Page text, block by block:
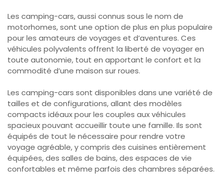
Les camping-cars, aussi connus sous le nom de
motorhomes, sont une option de plus en plus populaire
pour les amateurs de voyages et d’aventures. Ces
véhicules polyvalents offrent la liberté de voyager en
toute autonomie, tout en apportant le confort et la
commodité d’une maison sur roues.
Les camping-cars sont disponibles dans une variété de
tailles et de configurations, allant des modèles
compacts idéaux pour les couples aux véhicules
spacieux pouvant accueillir toute une famille. Ils sont
équipés de tout le nécessaire pour rendre votre
voyage agréable, y compris des cuisines entièrement
équipées, des salles de bains, des espaces de vie
confortables et même parfois des chambres séparées.